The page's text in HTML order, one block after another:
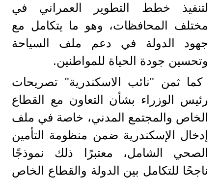
لتنفيذ خطط التطوير العمراني في
مختلف المحافظات، وهو ما يتكامل مع
جهود الدولة في دعم ملف السياحة
وتحسين جودة الحياة للمواطنين.
كما ثمن "نائب الاسكندرية" تصريحات
رئيس الوزراء بشأن التعاون مع القطاع
الخاص والمجتمع المدني، خاصة في ملف
إدخال الإسكندرية ضمن منظومة التأمين
الصحي الشامل، معتبرًا ذلك نموذجًا
ناجحًا للتكامل بين الدولة والقطاع الخاص